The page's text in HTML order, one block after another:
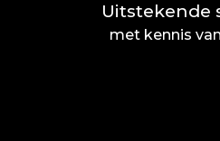
Uitstekende
met kennis